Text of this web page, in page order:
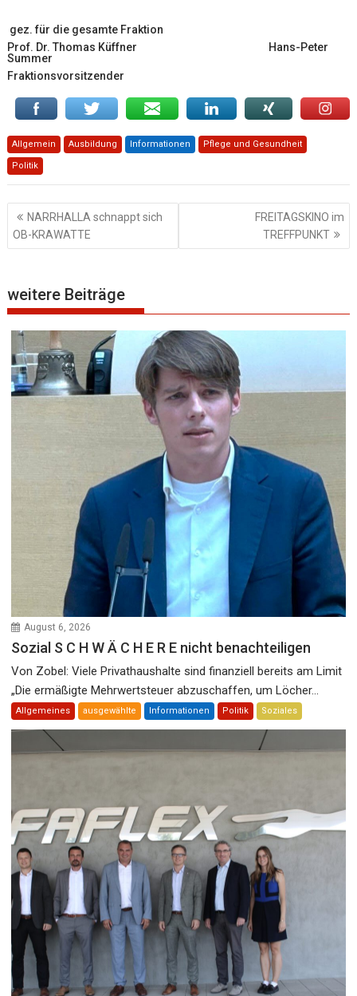
gez. für die gesamte Fraktion
Prof. Dr. Thomas Küffner Hans-Peter
Summer
Fraktionsvorsitzender
Allgemein Ausbildung Informationen Pflege und Gesundheit
Politik
Beitragsnavigation
NARRHALLA schnappt sich
OB-KRAWATTE
FREITAGSKINO im
TREFFPUNKT
weitere Beiträge
August 6, 2026
Sozial S C H W Ä C H E R E nicht benachteiligen
Von Zobel: Viele Privathaushalte sind finanziell bereits am Limit
„Die ermäßigte Mehrwertsteuer abzuschaffen, um Löcher...
Allgemeines ausgewählte Informationen Politik Soziales